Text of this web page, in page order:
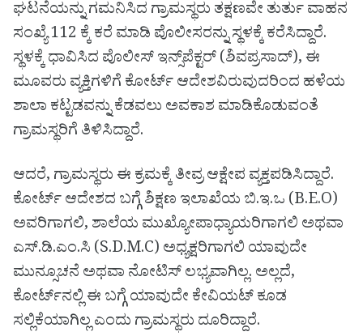
ಘಟನೆಯನ್ನು ಗಮನಿಸಿದ ಗ್ರಾಮಸ್ಥರು ತಕ್ಷಣವೇ ತುರ್ತು ವಾಹನ
ಸಂಖ್ಯೆ 112 ಕ್ಕೆ ಕರೆ ಮಾಡಿ ಪೊಲೀಸರನ್ನು ಸ್ಥಳಕ್ಕೆ ಕರೆಸಿದ್ದಾರೆ.
ಸ್ಥಳಕ್ಕೆ ಧಾವಿಸಿದ ಪೊಲೀಸ್ ಇನ್ಸ್‌ಪೆಕ್ಟರ್ (ಶಿವಪ್ರಸಾದ್), ಈ
ಮೂವರು ವ್ಯಕ್ತಿಗಳಿಗೆ ಕೋರ್ಟ್ ಆದೇಶವಿರುವುದರಿಂದ ಹಳೆಯ
ಶಾಲಾ ಕಟ್ಟಡವನ್ನು ಕೆಡವಲು ಅವಕಾಶ ಮಾಡಿಕೊಡುವಂತೆ
ಗ್ರಾಮಸ್ಥರಿಗೆ ತಿಳಿಸಿದ್ದಾರೆ.
ಆದರೆ, ಗ್ರಾಮಸ್ಥರು ಈ ಕ್ರಮಕ್ಕೆ ತೀವ್ರ ಆಕ್ಷೇಪ ವ್ಯಕ್ತಪಡಿಸಿದ್ದಾರೆ.
ಕೋರ್ಟ್ ಆದೇಶದ ಬಗ್ಗೆ ಶಿಕ್ಷಣ ಇಲಾಖೆಯ ಬಿ.ಇ.ಒ (B.E.O)
ಅವರಿಗಾಗಲಿ, ಶಾಲೆಯ ಮುಖ್ಯೋಪಾಧ್ಯಾಯರಿಗಾಗಲಿ ಅಥವಾ
ಎಸ್.ಡಿ.ಎಂ.ಸಿ (S.D.M.C) ಅಧ್ಯಕ್ಷರಿಗಾಗಲಿ ಯಾವುದೇ
ಮುನ್ಸೂಚನೆ ಅಥವಾ ನೋಟಿಸ್ ಲಭ್ಯವಾಗಿಲ್ಲ. ಅಲ್ಲದೆ,
ಕೋರ್ಟ್‌ನಲ್ಲಿ ಈ ಬಗ್ಗೆ ಯಾವುದೇ ಕೇವಿಯಟ್ ಕೂಡ
ಸಲ್ಲಿಕೆಯಾಗಿಲ್ಲ ಎಂದು ಗ್ರಾಮಸ್ಥರು ದೂರಿದ್ದಾರೆ.